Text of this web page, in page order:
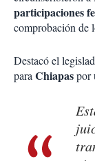
participaciones
comprobación de
Destacó el
paraChiapaspor